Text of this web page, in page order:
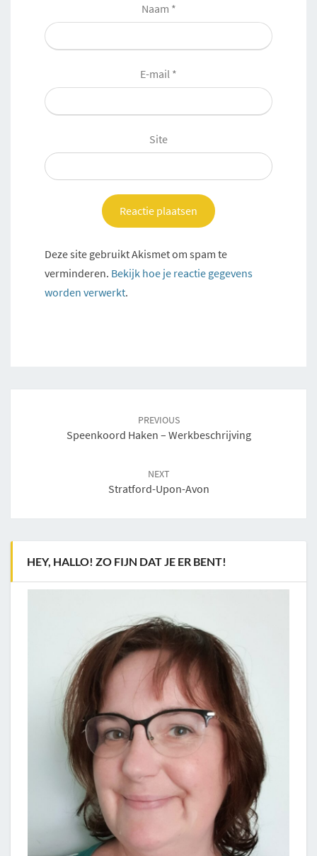
Naam *
E-mail *
Site
Deze site gebruikt Akismet om spam te
verminderen. Bekijk hoe je reactie gegevens
worden verwerkt.
PREVIOUS
Speenkoord Haken – Werkbeschrijving
NEXT
Stratford-Upon-Avon
HEY, HALLO! ZO FIJN DAT JE ER BENT!